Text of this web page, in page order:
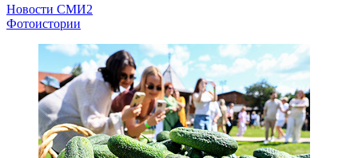
Новости СМИ2
Фотоистории